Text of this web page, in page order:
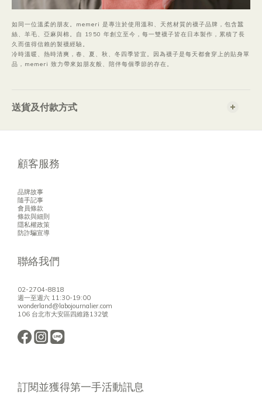
如同一位溫柔的朋友。memeri 是專注於使用溫和、天然材質的襪子品牌，包含蠶
絲、羊毛、亞麻與棉。自 1950 年創立至今，每一雙襪子皆在日本製作，累積了長
久而值得信賴的製襪經驗。
冷時溫暖、熱時清爽，春、夏、秋、冬四季皆宜。因為襪子是每天都會穿上的貼身單
品，memeri 致力帶來如朋友般、陪伴每個季節的存在。
送貨及付款方式
顧客服務
品牌故事
隨手記事
會員條款
條款與細則
隱私權政策
防詐騙宣導
聯絡我們
02-2704-8818
週一至週六 11:30-19:00
wonderland@labojournalier.com
106 台北市大安區四維路132號
訂閱並獲得第一手活動訊息